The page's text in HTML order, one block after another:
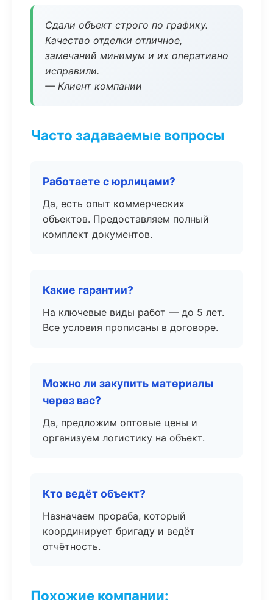
Сдали объект строго по графику.
Качество отделки отличное,
замечаний минимум и их оперативно
исправили.
— Клиент компании
Часто задаваемые вопросы
Работаете с юрлицами?
Да, есть опыт коммерческих
объектов. Предоставляем полный
комплект документов.
Какие гарантии?
На ключевые виды работ — до 5 лет.
Все условия прописаны в договоре.
Можно ли закупить материалы
через вас?
Да, предложим оптовые цены и
организуем логистику на объект.
Кто ведёт объект?
Назначаем прораба, который
координирует бригаду и ведёт
отчётность.
Похожие компании: